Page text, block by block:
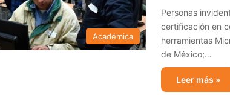
Académica
Personas
certificación en
herramientas
de México;…
Leer más »